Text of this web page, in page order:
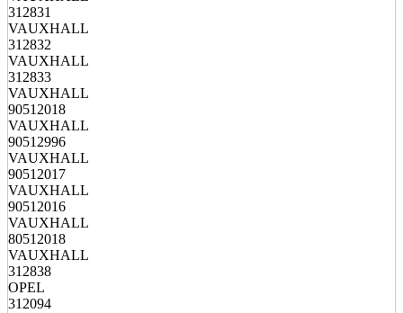
312831
VAUXHALL
312832
VAUXHALL
312833
VAUXHALL
90512018
VAUXHALL
90512996
VAUXHALL
90512017
VAUXHALL
90512016
VAUXHALL
80512018
VAUXHALL
312838
OPEL
312094